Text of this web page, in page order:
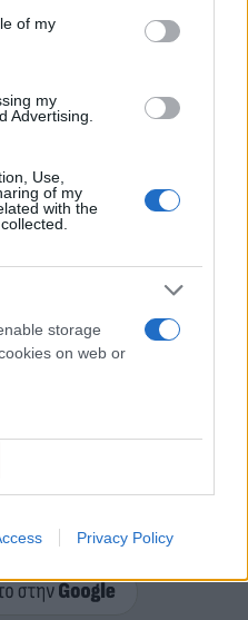
of my
my
Advertising.
Use,
of my
with the
storage
on web or
Privacy Policy
περισσότερο
της Google